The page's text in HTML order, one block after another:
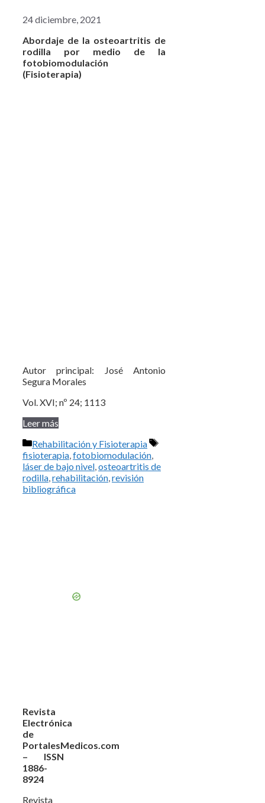
24 diciembre, 2021
Abordaje de la osteoartritis de
rodilla por medio de la
fotobiomodulación
(Fisioterapia)
Autor principal: José Antonio
Segura Morales
Vol. XVI; nº 24; 1113
Leer más
Categorías
Rehabilitación y Fisioterapia
Etiquetas
fisioterapia,fotobiomodulación,
láser de bajo nivel,osteoartritis de
rodilla,rehabilitación,revisión
bibliográfica
Revista
Electrónica
de
PortalesMedicos.com
– ISSN
1886-
8924
Revista